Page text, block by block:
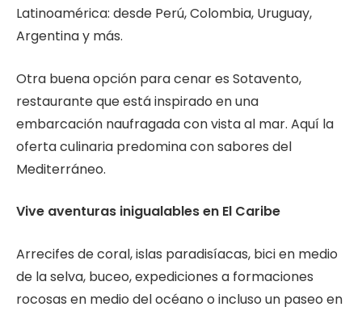
Latinoamérica: desde Perú, Colombia, Uruguay,
Argentina y más.
Otra buena opción para cenar es Sotavento,
restaurante que está inspirado en una
embarcación naufragada con vista al mar. Aquí la
oferta culinaria predomina con sabores del
Mediterráneo.
Vive aventuras inigualables en El Caribe
Arrecifes de coral, islas paradisíacas, bici en medio
de la selva, buceo, expediciones a formaciones
rocosas en medio del océano o incluso un paseo en